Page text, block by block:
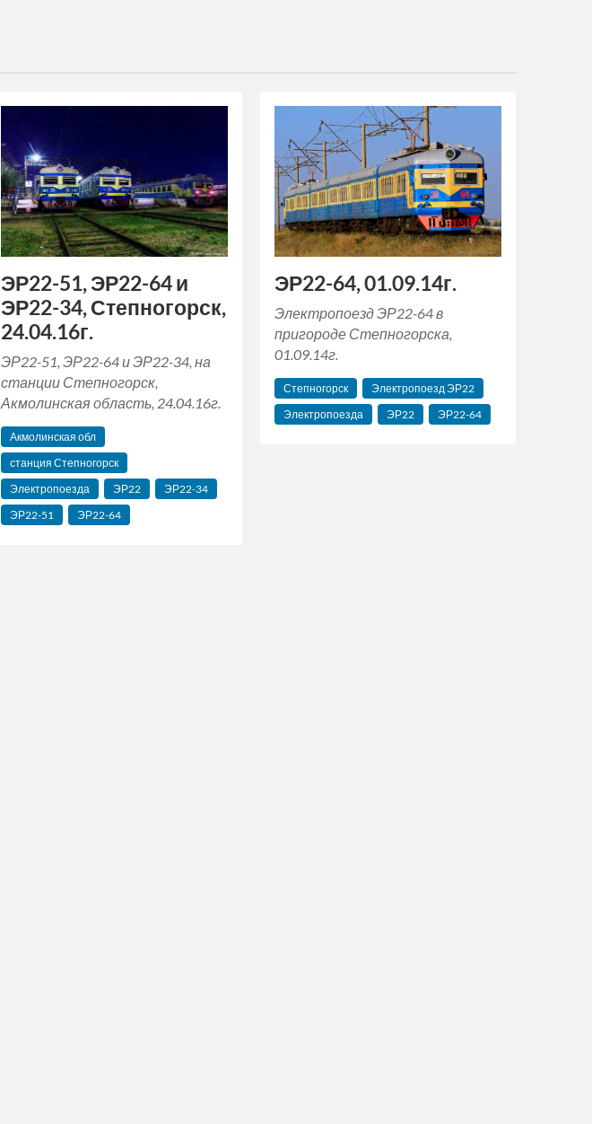
ЭР22-51, ЭР22-64 и
ЭР22-34, Степногорск,
24.04.16г.
ЭР22-51, ЭР22-64 и ЭР22-34, на
станции Степногорск,
Акмолинская область, 24.04.16г.
Акмолинская обл
станция Степногорск
Электропоезда
ЭР22
ЭР22-34
ЭР22-51
ЭР22-64
ЭР22-64, 01.09.14г.
Электропоезд ЭР22-64 в
пригороде Степногорска,
01.09.14г.
Степногорск
Электропоезд ЭР22
Электропоезда
ЭР22 ЭР22-64